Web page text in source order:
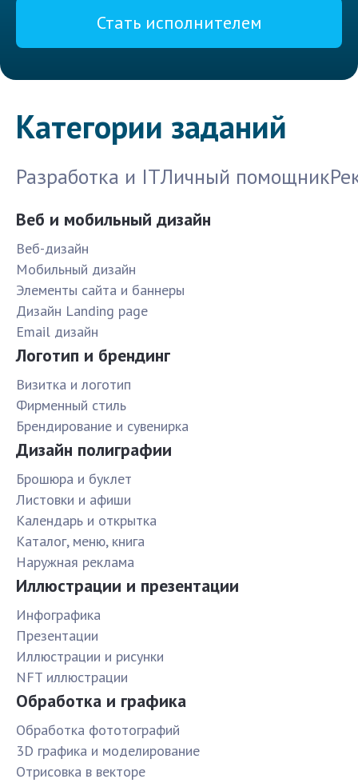
Стать исполнителем
Категории заданий
Разработка и ITЛичный помощник
Веб и мобильный дизайн
Веб-дизайн
Мобильный дизайн
Элементы сайта и баннеры
Дизайн Landing page
Email дизайн
Логотип и брендинг
Визитка и логотип
Фирменный стиль
Брендирование и сувенирка
Дизайн полиграфии
Брошюра и буклет
Листовки и афиши
Календарь и открытка
Каталог, меню, книга
Наружная реклама
Иллюстрации и презентации
Инфографика
Презентации
Иллюстрации и рисунки
NFT иллюстрации
Обработка и графика
Обработка фототографий
3D графика и моделирование
Отрисовка в векторе